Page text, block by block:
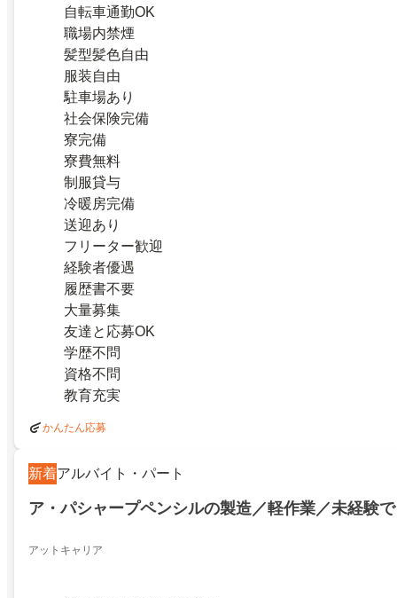
自転車通勤OK
職場内禁煙
髪型髪色自由
服装自由
駐車場あり
社会保険完備
寮完備
寮費無料
制服貸与
冷暖房完備
送迎あり
フリーター歓迎
経験者優遇
履歴書不要
大量募集
友達と応募OK
学歴不問
資格不問
教育充実
かんたん応募
新着アルバイト・パート
ア・パシャープペンシルの製造／軽作業／未経験
アットキャリア